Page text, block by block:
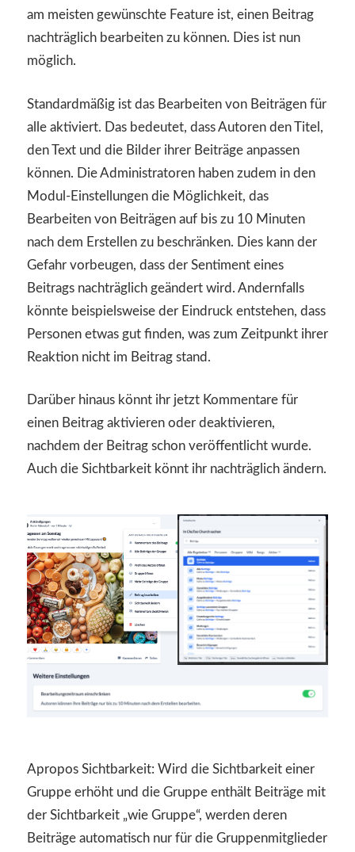
am meisten gewünschte Feature ist, einen Beitrag
nachträglich bearbeiten zu können. Dies ist nun
möglich.
Standardmäßig ist das Bearbeiten von Beiträgen für
alle aktiviert. Das bedeutet, dass Autoren den Titel,
den Text und die Bilder ihrer Beiträge anpassen
können. Die Administratoren haben zudem in den
Modul-Einstellungen die Möglichkeit, das
Bearbeiten von Beiträgen auf bis zu 10 Minuten
nach dem Erstellen zu beschränken. Dies kann der
Gefahr vorbeugen, dass der Sentiment eines
Beitrags nachträglich geändert wird. Andernfalls
könnte beispielsweise der Eindruck entstehen, dass
Personen etwas gut finden, was zum Zeitpunkt ihrer
Reaktion nicht im Beitrag stand.
Darüber hinaus könnt ihr jetzt Kommentare für
einen Beitrag aktivieren oder deaktivieren,
nachdem der Beitrag schon veröffentlicht wurde.
Auch die Sichtbarkeit könnt ihr nachträglich ändern.
Apropos Sichtbarkeit: Wird die Sichtbarkeit einer
Gruppe erhöht und die Gruppe enthält Beiträge mit
der Sichtbarkeit „wie Gruppe“, werden deren
Beiträge automatisch nur für die Gruppenmitglieder